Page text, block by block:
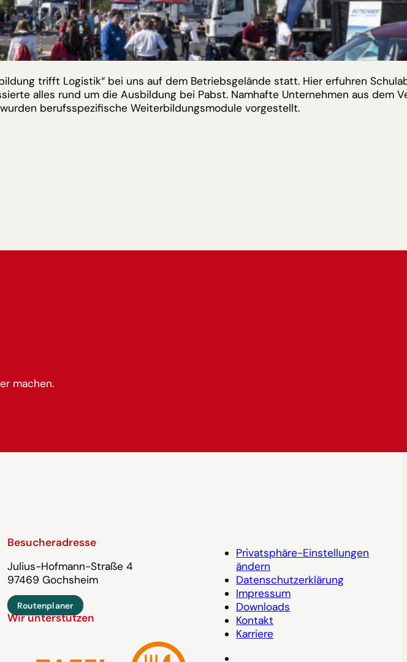
trifft Logistik“ bei uns auf dem Betriebsgelände statt. Hier erfuhren
alles rund um die Ausbildung bei Pabst. Namhafte Unternehmen aus dem
berufsspezifische Weiterbildungsmodule vorgestellt.
machen.
Besucheradresse
Julius-Hofmann-Straße 4
97469 Gochsheim
Routenplaner
Wir unterstützen
Privatsphäre-Einstellungen
ändern
Datenschutzerklärung
Impressum
Downloads
Kontakt
Karriere